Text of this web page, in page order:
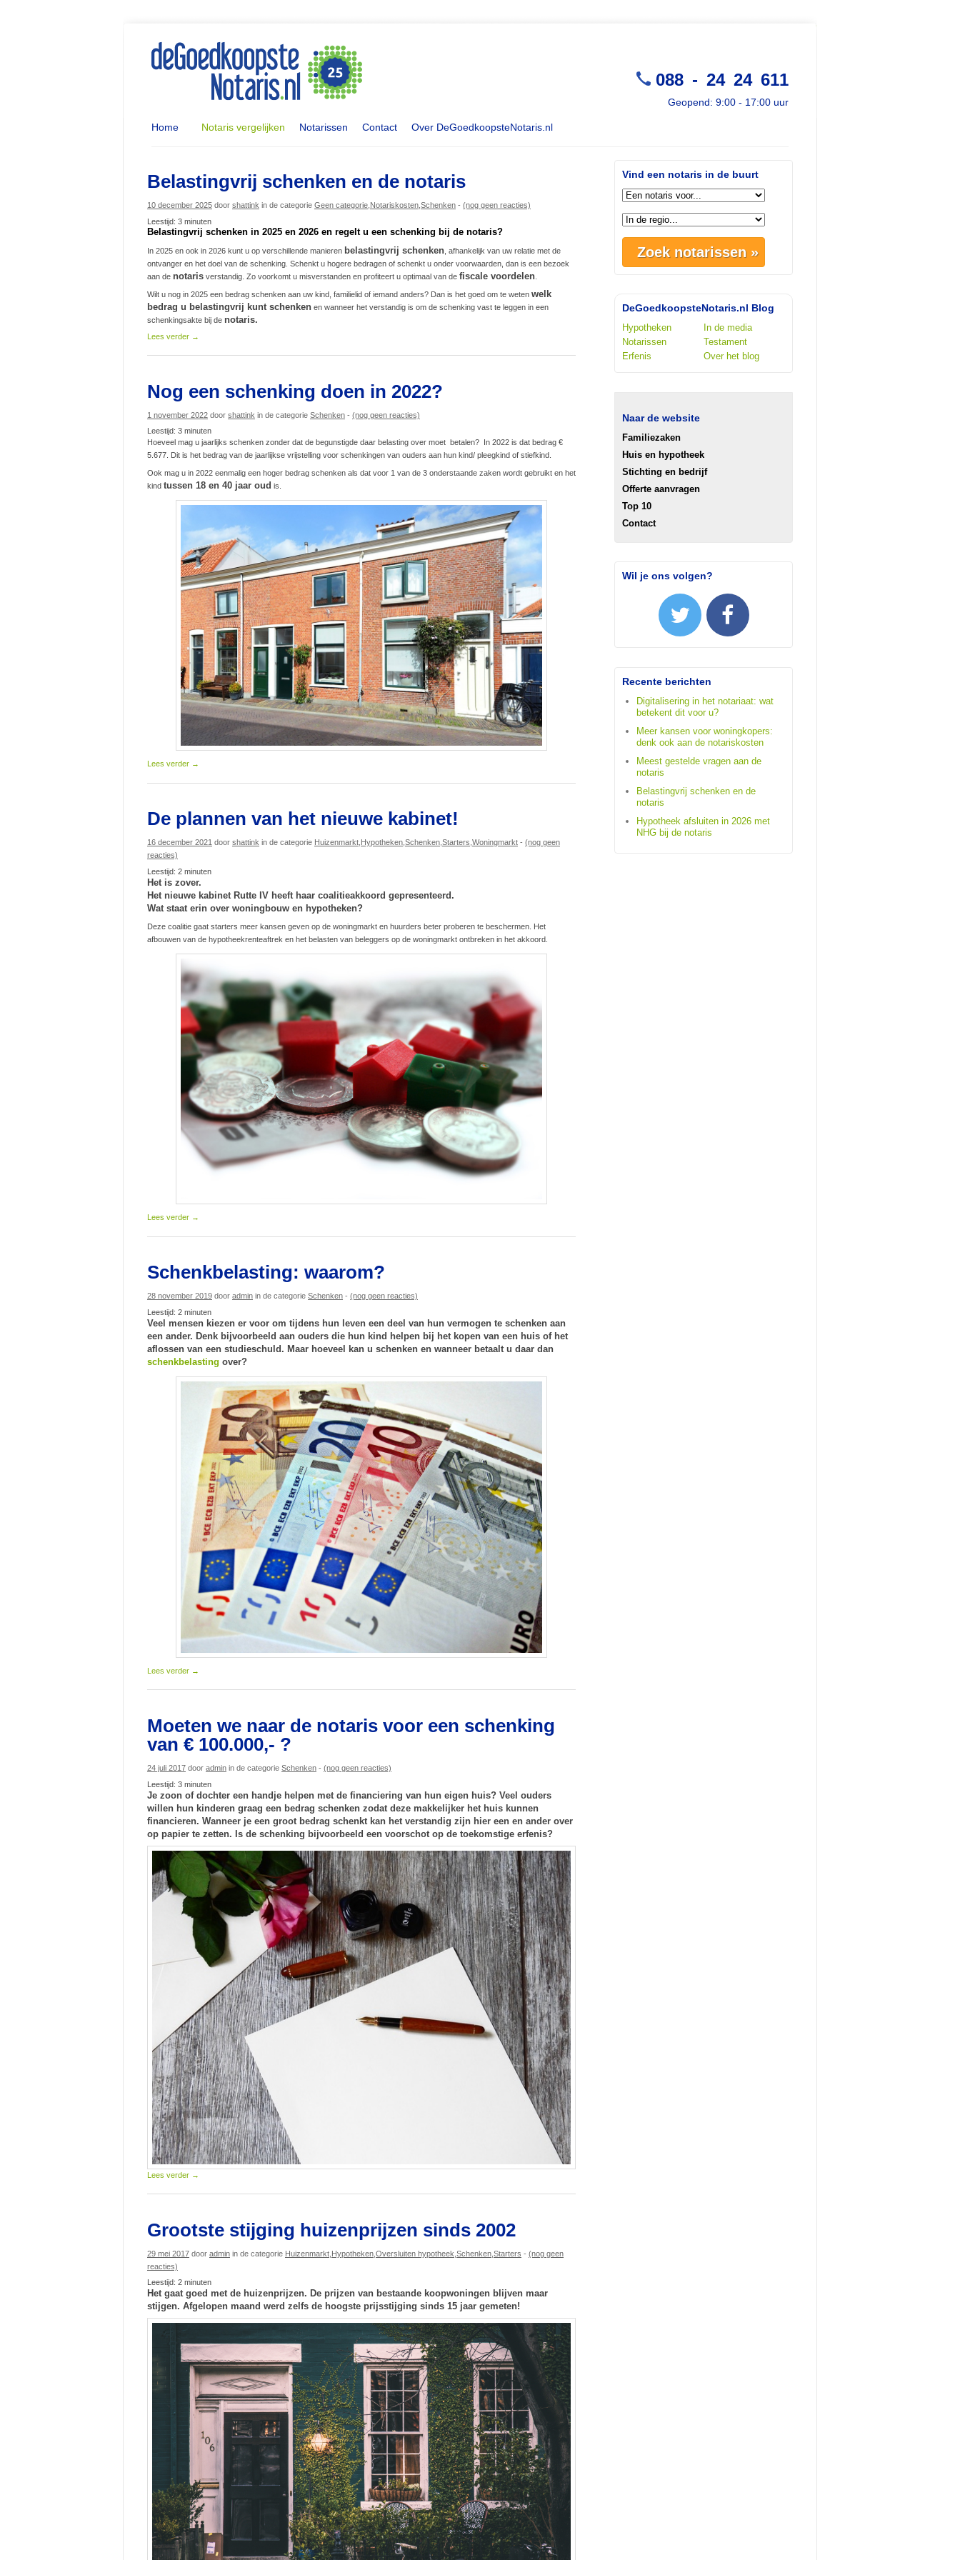
088 - 24 24 611
Geopend: 9:00 - 17:00 uur
Home Notaris vergelijken Notarissen Contact Over DeGoedkoopsteNotaris.nl
Belastingvrij schenken en de notaris
10 december 2025 door shattink in de categorie Geen categorie Notariskosten Schenken - (nog geen reacties)
Leestijd: 3 minuten
Belastingvrij schenken in 2025 en 2026 en regelt u een schenking bij de notaris?
In 2025 en ook in 2026 kunt u op verschillende manieren belastingvrij schenken , afhankelijk van uw relatie met de
ontvanger en het doel van de schenking. Schenkt u hogere bedragen of schenkt u onder voorwaarden, dan is een bezoek
aan de notaris verstandig. Zo voorkomt u misverstanden en profiteert u optimaal van de fiscale voordelen
Wilt u nog in 2025 een bedrag schenken aan uw kind, familielid of iemand anders? Dan is het goed om te weten welk
bedrag u belastingvrij kunt schenken en wanneer het verstandig is om de schenking vast te leggen in een
schenkingsakte bij de notaris.
Lees verder →
Nog een schenking doen in 2022?
1 november 2022 door shattink in de categorie Schenken - (nog geen reacties)
Leestijd: 3 minuten
Hoeveel mag u jaarlijks schenken zonder dat de begunstigde daar belasting over moet betalen? In 2022 is dat bedrag €
5.677. Dit is het bedrag van de jaarlijkse vrijstelling voor schenkingen van ouders aan hun kind/ pleegkind of stiefkind.
Ook mag u in 2022 eenmalig een hoger bedrag schenken als dat voor 1 van de 3 onderstaande zaken wordt gebruikt en het
kind tussen 18 en 40 jaar oud is.
Lees verder →
De plannen van het nieuwe kabinet!
16 december 2021 door shattink in de categorie Huizenmarkt Hypotheken Schenken Starters Woningmarkt - (nog geen
reacties)
Leestijd: 2 minuten
Het is zover.
Het nieuwe kabinet Rutte IV heeft haar coalitieakkoord gepresenteerd.
Wat staat erin over woningbouw en hypotheken?
Deze coalitie gaat starters meer kansen geven op de woningmarkt en huurders beter proberen te beschermen. Het
afbouwen van de hypotheekrenteaftrek en het belasten van beleggers op de woningmarkt ontbreken in het akkoord.
Lees verder →
Schenkbelasting: waarom?
28 november 2019 door admin in de categorie Schenken - (nog geen reacties)
Leestijd: 2 minuten
Veel mensen kiezen er voor om tijdens hun leven een deel van hun vermogen te schenken aan
een ander. Denk bijvoorbeeld aan ouders die hun kind helpen bij het kopen van een huis of het
aflossen van een studieschuld. Maar hoeveel kan u schenken en wanneer betaalt u daar dan
schenkbelasting over?
Lees verder →
Moeten we naar de notaris voor een schenking
van € 100.000,- ?
24 juli 2017 door admin in de categorie Schenken - (nog geen reacties)
Leestijd: 3 minuten
Je zoon of dochter een handje helpen met de financiering van hun eigen huis? Veel ouders
willen hun kinderen graag een bedrag schenken zodat deze makkelijker het huis kunnen
financieren. Wanneer je een groot bedrag schenkt kan het verstandig zijn hier een en ander over
op papier te zetten. Is de schenking bijvoorbeeld een voorschot op de toekomstige erfenis?
Lees verder →
Grootste stijging huizenprijzen sinds 2002
29 mei 2017 door admin in de categorie Huizenmarkt Hypotheken Oversluiten hypotheek Schenken Starters - (nog geen
reacties)
Leestijd: 2 minuten
Het gaat goed met de huizenprijzen. De prijzen van bestaande koopwoningen blijven maar
stijgen. Afgelopen maand werd zelfs de hoogste prijsstijging sinds 15 jaar gemeten!
Vind een notaris in de buurt
DeGoedkoopsteNotaris.nl Blog
Hypotheken
In de media
Notarissen
Testament
Erfenis
Over het blog
Naar de website
Familiezaken
Huis en hypotheek
Stichting en bedrijf
Offerte aanvragen
Top 10
Contact
Wil je ons volgen?
Recente berichten
Digitalisering in het notariaat: wat
betekent dit voor u?
Meer kansen voor woningkopers:
denk ook aan de notariskosten
Meest gestelde vragen aan de
notaris
Belastingvrij schenken en de
notaris
Hypotheek afsluiten in 2026 met
NHG bij de notaris